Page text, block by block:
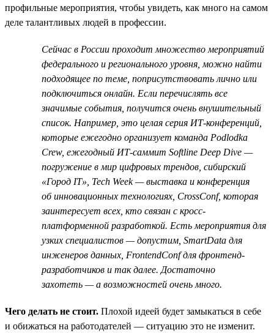
профильные мероприятия, чтобы увидеть, как много на самом
деле талантливых людей в профессии.
Сейчас в России проходит множество мероприятий
федерального и регионального уровня, можно найти
подходящее по теме, поприсутствовать лично или
подключиться онлайн. Если перечислять все
значимые события, получится очень внушительный
список. Например, это целая серия ИТ-конференций,
которые ежегодно организует команда Podlodka
Crew, ежегодный ИТ-саммит Softline Deep Dive —
погружение в мир цифровых трендов, сибирский
«Город IT», Tech Week — выставка и конференция
об инновационных технологиях, CrossConf, которая
заинтересует всех, кто связан с кросс-
платформенной разработкой. Есть мероприятия для
узких специалистов — допустим, SmartData для
инженеров данных, FrontendConf для фронтенд-
разработчиков и так далее. Достаточно
захотеть — а возможностей очень много.
Чего делать не стоит. Плохой идеей будет замыкаться в себе
и обижаться на работодателей — ситуацию это не изменит.